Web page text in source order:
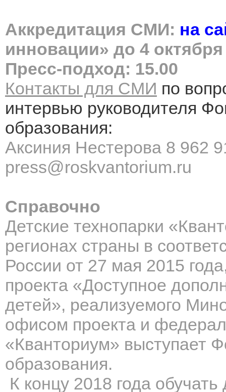
Аккредитация СМИ: на
инновации» до 4 октября
Пресс-подход: 15.00
Контакты для СМИ по
интервью руководителя
образования:
Аксиния Нестерова 8 962
press@roskvantorium.ru
Справочно
Детские технопарки
регионах страны в
России от 27 мая 2015
проекта «Доступное
детей», реализуемого
офисом проекта и
«Кванториум» выступает
образования.
К концу 2018 года